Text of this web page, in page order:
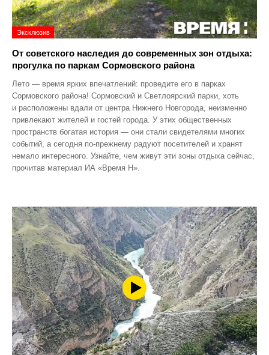
Эксклюзив
От советского наследия до современных зон отдыха:
прогулка по паркам Сормовского района
Лето — время ярких впечатлений: проведите его в парках
Сормовского района! Сормовский и Светлоярский парки, хоть
и расположены вдали от центра Нижнего Новгорода, неизменно
привлекают жителей и гостей города. У этих общественных
пространств богатая история — они стали свидетелями многих
событий, а сегодня по‑прежнему радуют посетителей и хранят
немало интересного. Узнайте, чем живут эти зоны отдыха сейчас,
прочитав материал ИА «Время Н».